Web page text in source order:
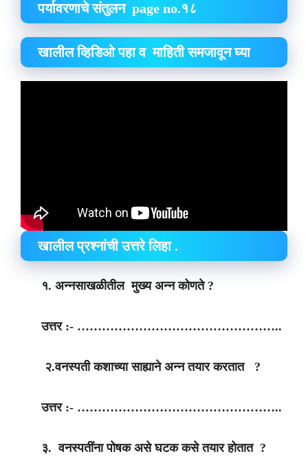
पर्यावरणाचे संतुलन page no.१८
खालील व्हिडिओ पहा व माहिती समजावून घ्या
खालील प्रश्नांची उत्तरे लिहा .
१. अन्नसाखळीतील मुख्य अन्न कोणते ?
उत्तर :- …………………………………………..
२.वनस्पती कशाच्या साह्याने अन्न तयार करतात ?
उत्तर :- …………………………………………..
३. वनस्पतींना पोषक असे घटक कसे तयार होतात ?